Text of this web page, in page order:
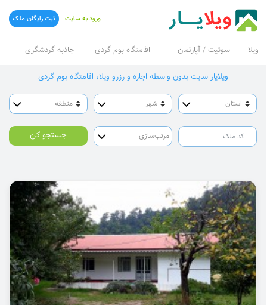
ویلا سوئیت / آپارتمان اقامتگاه بوم گردی جاذبه گردشگری
ورود به سایت ثبت رایگان ملک
ویلایار سایت بدون واسطه اجاره و رزرو ویلا، اقامتگاه بوم گردی
جستجو کن